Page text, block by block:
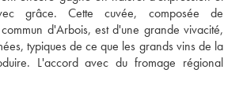
grâce. Cette cuvée, composée de
d'Arbois, est d'une grande vivacité,
typiques de ce que les grands vins de la
L'accord avec du fromage régional